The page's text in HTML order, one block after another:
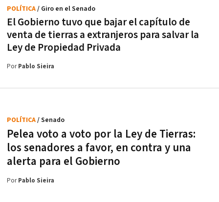
El Gobierno tuvo que bajar el capítulo de
venta de tierras a extranjeros para salvar la
Ley de Propiedad Privada
POLÍTICA/ Giro en el Senado
PorPablo Sieira
Pelea voto a voto por la Ley de Tierras:
los senadores a favor, en contra y una
alerta para el Gobierno
POLÍTICA/ Senado
PorPablo Sieira